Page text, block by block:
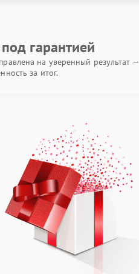
под гарантией
на уверенный результат —
за итог.